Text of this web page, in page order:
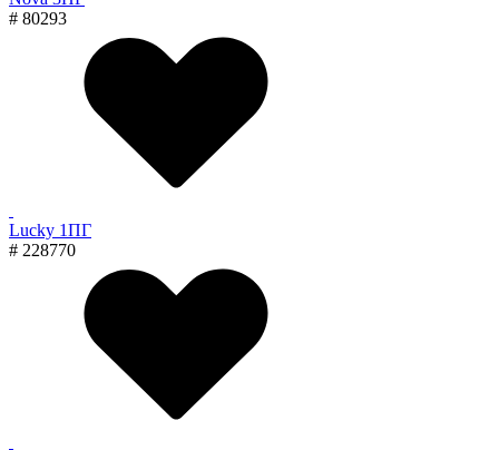
# 80293
Lucky 1ПГ
# 228770